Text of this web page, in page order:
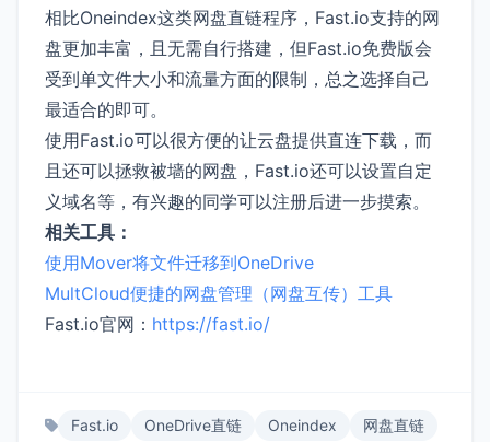
相比Oneindex这类网盘直链程序，Fast.io支持的网
盘更加丰富，且无需自行搭建，但Fast.io免费版会
受到单文件大小和流量方面的限制，总之选择自己
最适合的即可。
使用Fast.io可以很方便的让云盘提供直连下载，而
且还可以拯救被墙的网盘，Fast.io还可以设置自定
义域名等，有兴趣的同学可以注册后进一步摸索。
相关工具：
使用Mover将文件迁移到OneDrive
MultCloud便捷的网盘管理（网盘互传）工具
Fast.io官网： https://fast.io/
Fast.io OneDrive直链 Oneindex 网盘直链